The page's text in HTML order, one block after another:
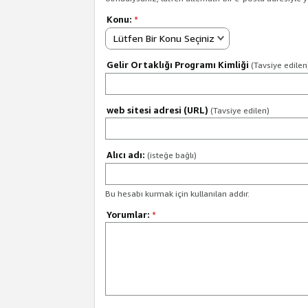
Konu: *
Lütfen Bir Konu Seçiniz
Gelir Ortaklığı Programı Kimliği (Tavsiye
web sitesi adresi (URL) (Tavsiye edilen)
Alıcı adı: (isteğe bağlı)
Bu hesabı kurmak için kullanılan addır.
Yorumlar: *